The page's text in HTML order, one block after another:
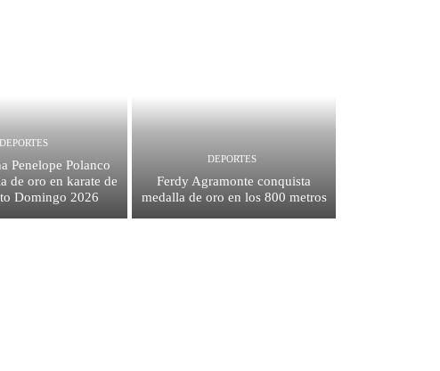
DEPORTES
Penelope Polanco
de oro en karate de
Domingo 2026
DEPORTES
Ferdy Agramonte conquista
medalla de oro en los 800 metros